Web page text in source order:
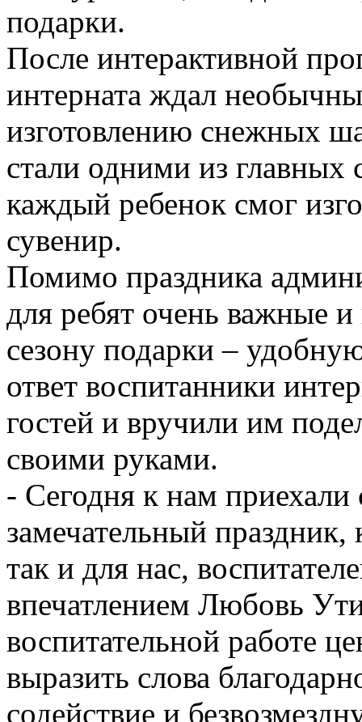
подарки.
После интерактивной
интерната ждал
изготовлению снежных
стали одними из главных
каждый ребенок смог
сувенир.
Помимо праздника
для ребят очень важные
сезону подарки –
ответ воспитанники
гостей и вручили им
своими руками.
- Сегодня к нам
замечательный праздник,
так и для нас,
впечатлением Любовь
воспитательной работе
выразить слова
содействие и